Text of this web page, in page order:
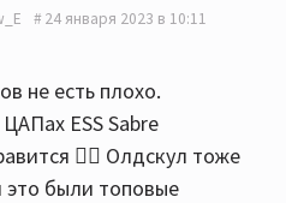
24 января 2023 в 10:11
не есть плохо.
ESS Sabre
👍🏻 Олдскул тоже
были топовые